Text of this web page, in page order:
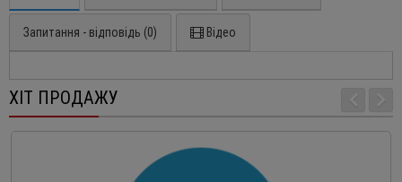
Запитання - відповідь (0) Відео
ХІТ ПРОДАЖУ